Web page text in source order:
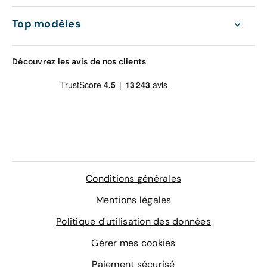
d'oeuvre valable dans le réseau constructeur
(Europe)
remorquage et véhicule de prêt)
Contrôle technique
168 €
Gravage des vitres
Top modèles
Découvrez les avis de nos clients
Conditions générales
Mentions légales
Politique d'utilisation des données
Gérer mes cookies
Paiement sécurisé